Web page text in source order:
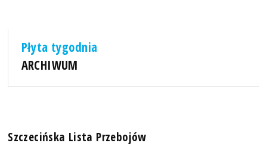
Płyta tygodnia
ARCHIWUM
Szczecińska Lista Przebojów